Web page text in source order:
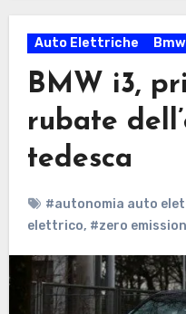
Auto Elettriche Bmw
BMW i3,
rubate
tedesca
#autonomia auto
elettrico, #zero